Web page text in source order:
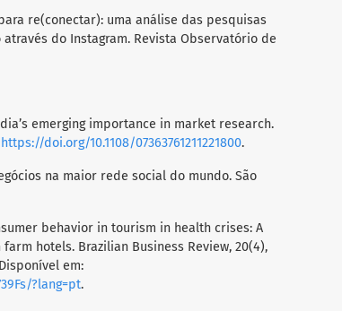
re(conectar): uma análise das pesquisas
do Instagram. Revista Observatório de
emerging importance in market research.
https://doi.org/10.1108/07363761211221800.
na maior rede social do mundo. São
behavior in tourism in health crises: A
hotels. Brazilian Business Review, 20(4),
em:
?lang=pt.